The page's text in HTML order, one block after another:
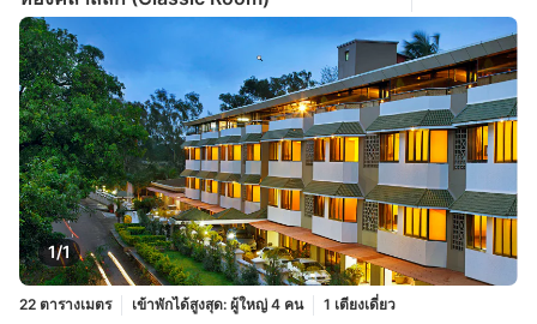
1/1
22 ตารางเมตร เข้าพักได้สูงสุด: ผู้ใหญ่ 4 คน
1 เตียงเดี่ยว